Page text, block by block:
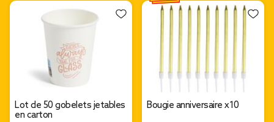
Lot de 50 gobelets jetables
en carton
Bougie anniversaire x10